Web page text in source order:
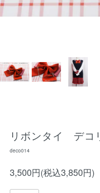
リボンタイ デコ
deco014
3,500円(税込3,850円)